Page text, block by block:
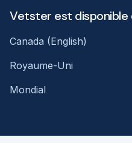
Vetster est disponible
Canada (English)
Royaume-Uni
Mondial